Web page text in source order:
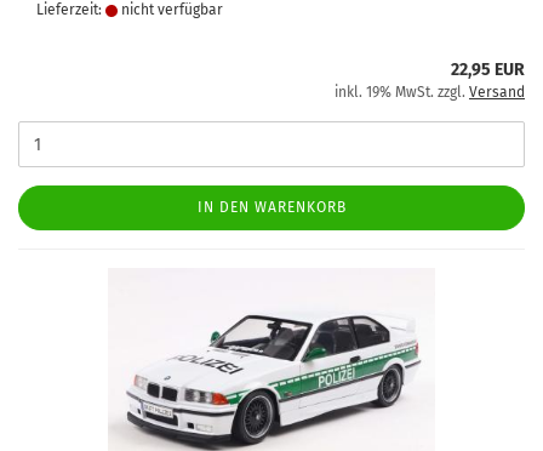
Lieferzeit: nicht verfügbar
22,95 EUR
inkl. 19% MwSt. zzgl. Versand
IN DEN WARENKORB